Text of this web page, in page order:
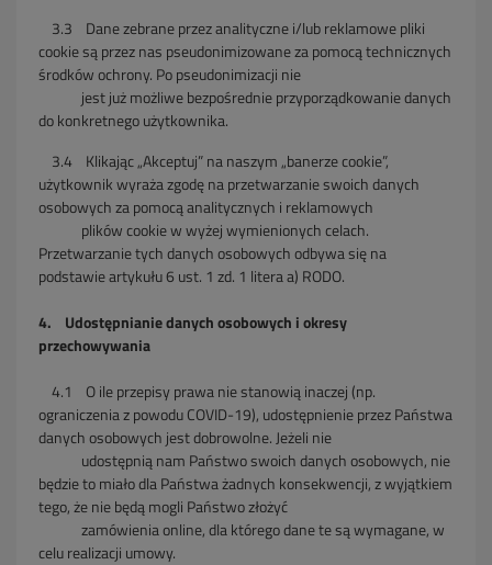
3.3
Dane zebrane przez analityczne i/lub reklamowe pliki
cookie są przez nas pseudonimizowane za pomocą technicznych
środków ochrony. Po pseudonimizacji nie
jestjuż możliwe bezpośrednie przyporządkowanie danych
do konkretnego użytkownika.
3.4
Klikając „Akceptuj” na naszym „banerze cookie”,
użytkownik wyraża zgodę na przetwarzanie swoich danych
osobowych za pomocą analitycznych i reklamowych
plikówcookie w wyżej wymienionych celach.
Przetwarzanie tych danych osobowych odbywa się na
podstawie artykułu 6 ust. 1 zd. 1 litera a) RODO.
4. Udostępnianie danych osobowych i okresy
przechowywania
4.1
O ile przepisy prawa nie stanowią inaczej (np.
ograniczenia z powodu COVID-19), udostępnienie przez Państwa
danych osobowych jest dobrowolne. Jeżeli nie
udostępnią nam Państwo swoich danych osobowych, nie
będzie to miało dla Państwa żadnych konsekwencji, z wyjątkiem
tego, że nie będą mogli Państwo złożyć
zamówienia online, dla którego dane te są wymagane, w
celu realizacji umowy.